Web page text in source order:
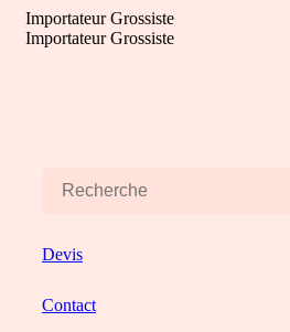
Aller
Importateur Grossiste
Importateur Grossiste
Devis
Contact